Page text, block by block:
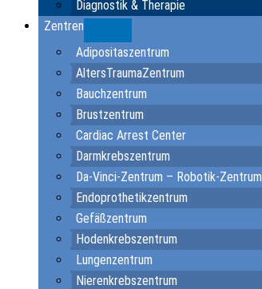
Diagnostik & Therapie
Zentren
Adipositaszentrum
AltersTraumaZentrum
Bauchzentrum
Brustzentrum
Cardiac Arrest Center
Darmkrebszentrum
Da-Vinci-Zentrum – Robotik-Zentrum
Endoprothetikzentrum
Gefäßzentrum
Hodenkrebszentrum
Lungenzentrum
Nierenkrebszentrum